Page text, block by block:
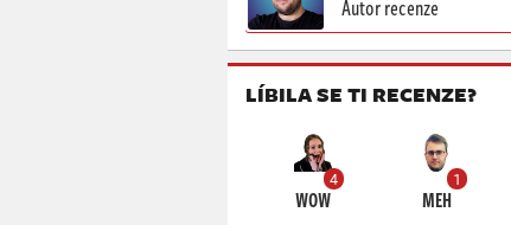
Autor recenze
LÍBILA SE TI RECENZE?
4
WOW
1
MEH